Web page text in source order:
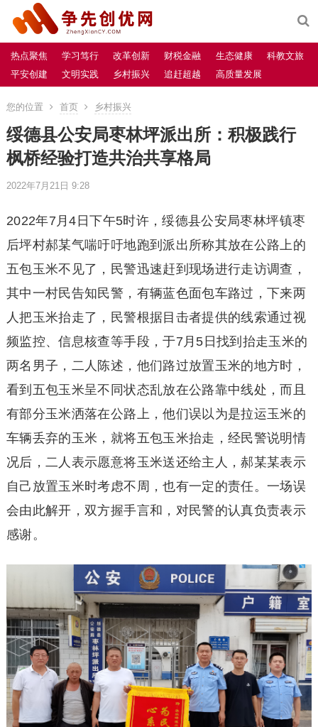
热点聚焦 学习笃行 改革创新 财税金融 生态健康
科教文旅
平安创建
文明实践 乡村振兴 追赶超越 高质量发展
您的位置 首页 乡村振兴
绥德县公安局枣林坪派出所：积极践行
枫桥经验打造共治共享格局
2022年7月21日 9:28
2022年7月4日下午5时许，绥德县公安局枣林坪镇枣
后坪村郝某气喘吁吁地跑到派出所称其放在公路上的
五包玉米不见了，民警迅速赶到现场进行走访调查，
其中一村民告知民警，有辆蓝色面包车路过，下来两
人把玉米抬走了，民警根据目击者提供的线索通过视
频监控、信息核查等手段，于7月5日找到抬走玉米的
两名男子，二人陈述，他们路过放置玉米的地方时，
看到五包玉米呈不同状态乱放在公路靠中线处，而且
有部分玉米洒落在公路上，他们误以为是拉运玉米的
车辆丢弃的玉米，就将五包玉米抬走，经民警说明情
况后，二人表示愿意将玉米送还给主人，郝某某表示
自己放置玉米时考虑不周，也有一定的责任。一场误
会由此解开，双方握手言和，对民警的认真负责表示
感谢。